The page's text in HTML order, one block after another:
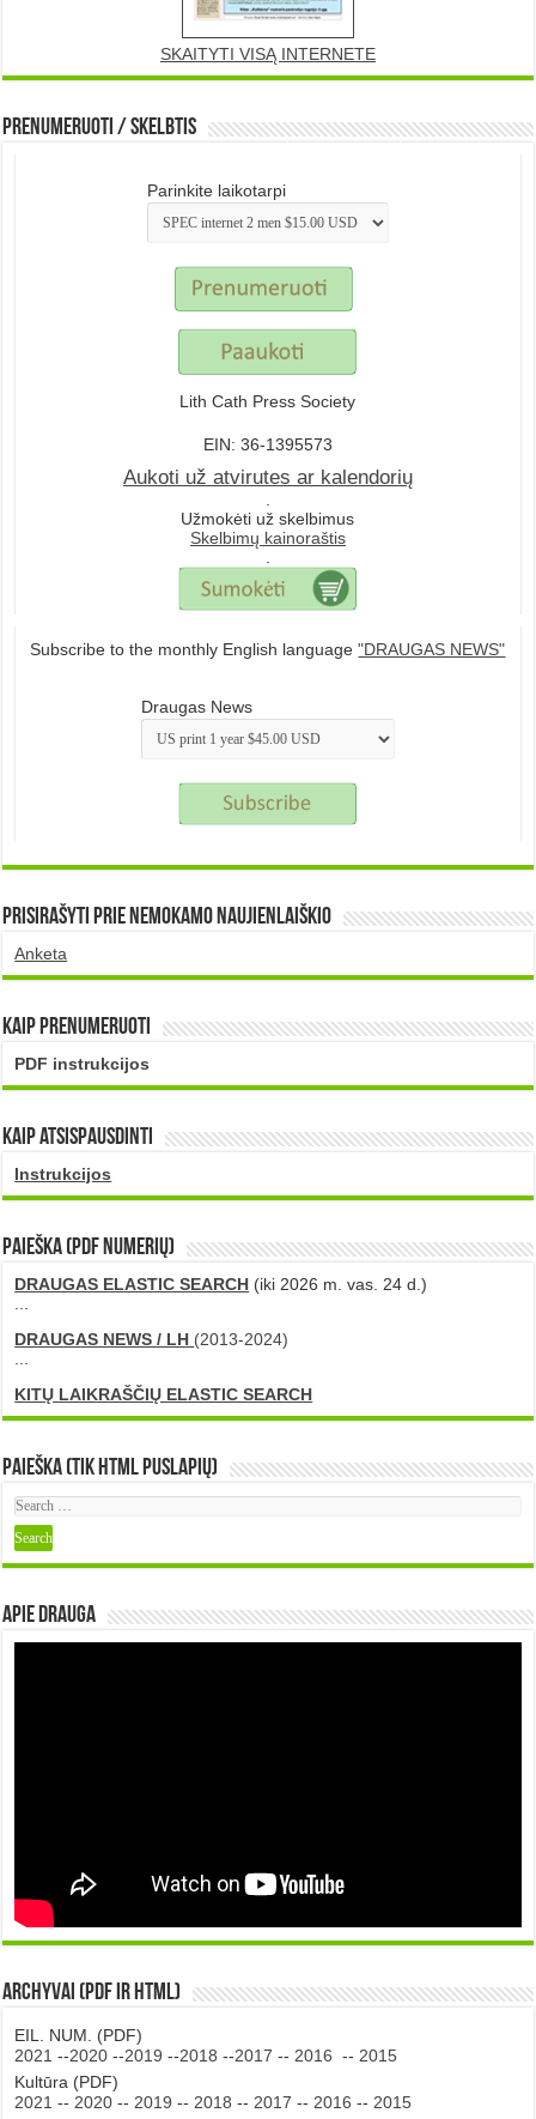
SKAITYTI VISĄ INTERNETE
Prenumeruoti / Skelbtis
Parinkite laikotarpi
Lith Cath Press Society
EIN: 36-1395573
Aukoti už atvirutes ar kalendorių
.
Užmokėti už skelbimus
Skelbimų kainoraštis
.
Subscribe to the monthly English language"DRAUGAS NEWS"
Draugas News
Prisirašyti prie nemokamo naujienlaiškio
Anketa
Kaip prenumeruoti
PDF instrukcijos
Kaip atsispausdinti
Instrukcijos
PAIEŠKA (PDF numerių)
DRAUGAS ELASTIC SEARCH (iki 2026 m. vas. 24 d.)
...
DRAUGAS NEWS / LH (2013-2024)
...
KITŲ LAIKRAŠČIŲ ELASTIC SEARCH
Paieška (tik HTML puslapių)
Apie DRAUGA
Archyvai (PDF ir HTML)
EIL. NUM. (PDF)
2021 --2020 --2019 --2018 --2017 -- 2016 -- 2015
Kultūra (PDF)
2021 -- 2020 -- 2019 -- 2018 -- 2017 -- 2016 -- 2015